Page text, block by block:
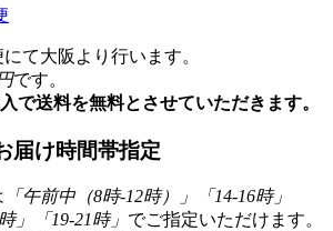
て大阪より行います。
です。
で送料を無料とさせていただきます。
届け時間帯指定
「午前中（8時-12時）」「14-16時」
」「19-21時」 でご指定いただけます。